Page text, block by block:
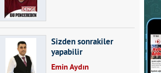
Sizden sonrakiler
yapabilir
Emin Aydın